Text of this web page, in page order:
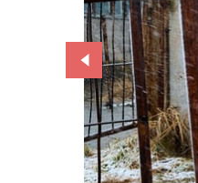
Przejdź do